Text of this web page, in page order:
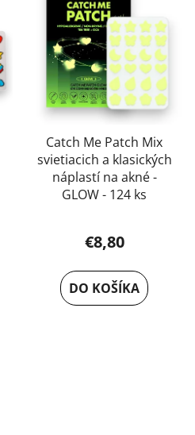
Catch Me Patch Mix
svietiacich a klasických
náplastí na akné -
GLOW - 124 ks
€8,80
DO KOŠÍKA